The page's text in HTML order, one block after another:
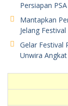
Persiapan
Mantapkan
Jelang
Gelar Festival
Unwira